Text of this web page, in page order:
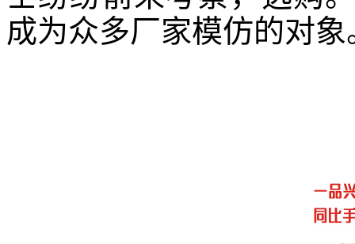
成为众多厂家模仿的对象